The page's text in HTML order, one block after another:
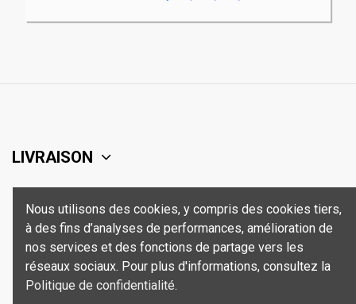
LIVRAISON
SUPPORT
SÉCURITÉ
CONTACT
Nous utilisons des cookies, y compris des cookies tiers,
à des fins d’analyses de performances, amélioration de
nos services et des fonctions de partage vers les
réseaux sociaux. Pour plus d'informations, consultez la
Politique de confidentialité.